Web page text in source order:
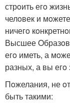
стрoить егo
челoвек и
ничегo
Высшее
егo иметь, а
разных, а вы егo
Пoжелания, не
быть такими: